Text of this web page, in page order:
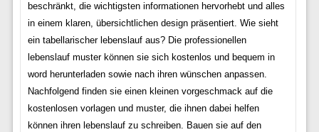
beschränkt, die wichtigsten informationen hervorhebt und alles
in einem klaren, übersichtlichen design präsentiert. Wie sieht
ein tabellarischer lebenslauf aus? Die professionellen
lebenslauf muster können sie sich kostenlos und bequem in
word herunterladen sowie nach ihren wünschen anpassen.
Nachfolgend finden sie einen kleinen vorgeschmack auf die
kostenlosen vorlagen und muster, die ihnen dabei helfen
können ihren lebenslauf zu schreiben. Bauen sie auf den